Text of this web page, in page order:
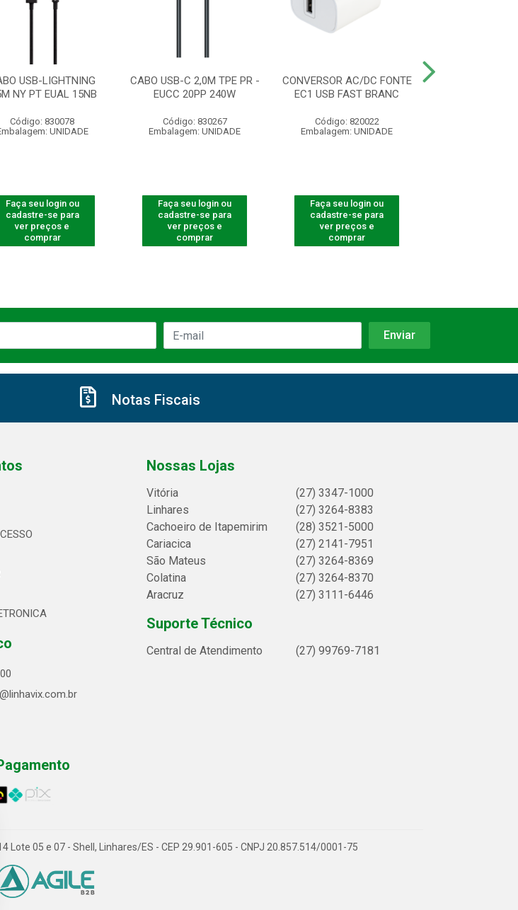
USB-LIGHTNING
NY PT EUAL 15NB
Código: 830078
UNIDADE
Faça seu login ou
cadastre-se para
ver preços e
comprar
CABO USB-C 2,0M TPE PR -
EUCC 20PP 240W
Código: 830267
Embalagem: UNIDADE
Faça seu login ou
cadastre-se para
ver preços e
comprar
CONVERSOR AC/DC FONTE
EC1 USB FAST BRANC
Código: 820022
Embalagem: UNIDADE
Faça seu login ou
cadastre-se para
ver preços e
comprar
Notas Fiscais
Nossas Lojas
Vitória
(27) 3347-1000
Linhares
(27) 3264-8383
Cachoeiro de Itapemirim
(28) 3521-5000
Cariacica
(27) 2141-7951
São Mateus
(27) 3264-8369
Colatina
(27) 3264-8370
Aracruz
(27) 3111-6446
Suporte Técnico
Central de Atendimento (27) 99769-7181
Lote 05 e 07 - Shell, Linhares/ES - CEP 29.901-605 - CNPJ 20.857.514/0001-75